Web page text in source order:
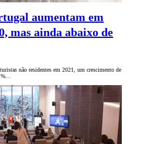
aumentam em
mas ainda abaixo de
não residentes em 2021, um crescimento de